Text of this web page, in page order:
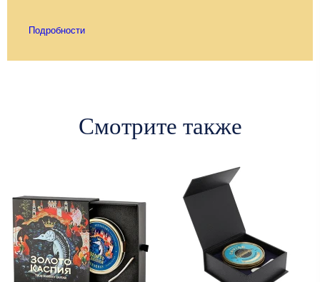
Подробности
Смотрите также